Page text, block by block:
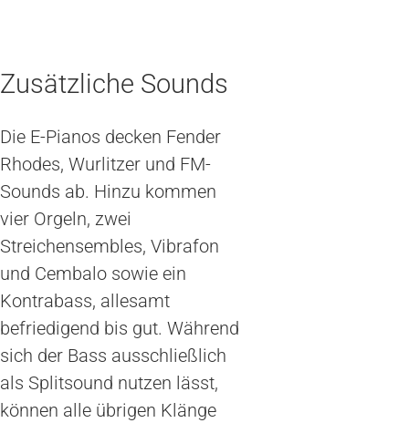
Zusätzliche Sounds
Die E-Pianos decken Fender
Rhodes, Wurlitzer und FM-
Sounds ab. Hinzu kommen
vier Orgeln, zwei
Streichensembles, Vibrafon
und Cembalo sowie ein
Kontrabass, allesamt
befriedigend bis gut. Während
sich der Bass ausschließlich
als Splitsound nutzen lässt,
können alle übrigen Klänge